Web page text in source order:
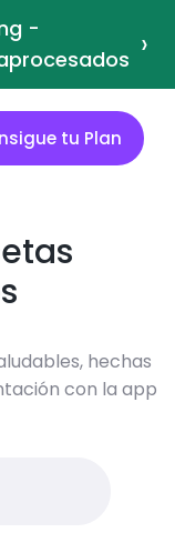
-
›
tu Plan
hechas
con la app